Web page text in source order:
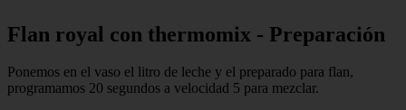
Flan royal con thermomix - Preparación
Ponemos en el vaso el litro de leche y el preparado para flan,
programamos 20 segundos a velocidad 5 para mezclar.